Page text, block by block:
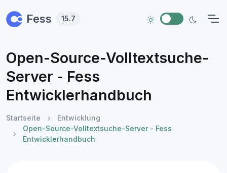
Fess 15.7
Open-Source-Volltextsuche-
Server - Fess
Entwicklerhandbuch
Startseite
Entwicklung
Open-Source-Volltextsuche-Server - Fess
Entwicklerhandbuch